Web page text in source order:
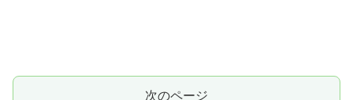
次のページ